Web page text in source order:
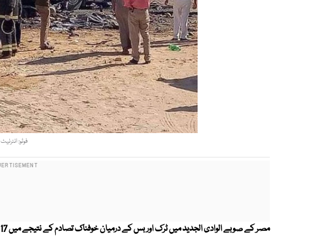
فوٹو: انٹرنیٹ
مصر کے صوبے الوادی الجدید میں ٹرک اور بس کے درمیان خوفناک تصادم کے نتیجے میں 17 افراد ہلاک اور 29 زخمی ہوگئے۔